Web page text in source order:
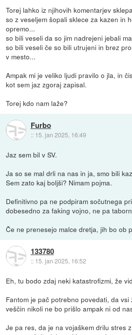
Torej lahko iz njihovih komentarjev
so z veseljem šopali sklece za kazen in
opremo...
so bili veseli da so jim nadrejeni jebali
so bili veseli če so bili utrujeni in brez
v mesto...
Ampak mi je veliko ljudi pravilo o jla, in
kot sem jaz zgoraj zapisal.
Torej kdo nam laže?
Furbo
:: 15. jan 2025, 16:49
Jaz sem bil v SV.
Ja so se mal drli na nas in ja, smo bili
Sem zato kaj boljši? Nimam pojma.
Definitivno pa ne podpiram sočutnega
dobesedno za faking vojno, ne pa
Če ne prenesejo malce dretja, jih bo ob
133780
:: 15. jan 2025, 16:52
Eh, tu bodo zdaj neki katastrofizmi, že
Fantom je pač potrebno povedati, da
veščin nikoli ne bo prišlo ampak ni od
Je pa res, da je na vojaškem drilu stres